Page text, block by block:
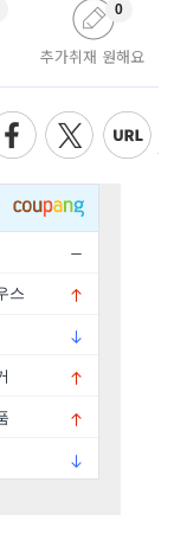
추가취재 원해요
0